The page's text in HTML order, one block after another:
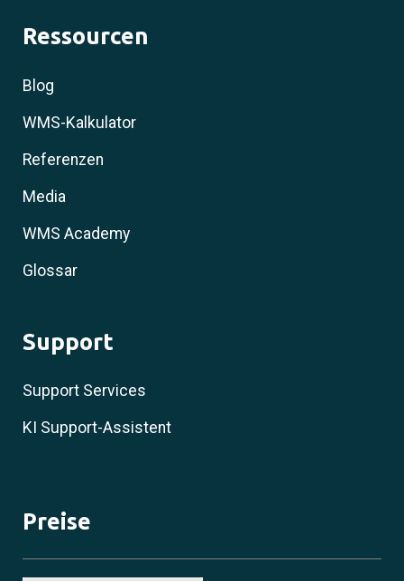
Ressourcen
Blog
WMS-Kalkulator
Referenzen
Media
WMS Academy
Glossar
Support
Support Services
KI Support-Assistent
Preise